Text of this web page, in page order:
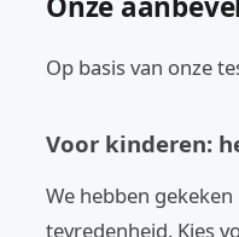
Op basis van onze
Voor kinderen:
We hebben
tevredenheid. Kies